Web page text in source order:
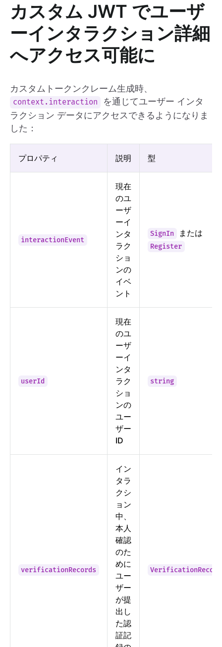
カスタム JWT でユーザ
ーインタラクション詳細
へアクセス可能に
カスタムトークンクレーム生成時、
context.interaction
を通じてユーザー インタ
ラクション データにアクセスできるようになりま
した：
プロパティ 説明 型
interactionEvent
現在
のユ
ーザ
ーイ
ンタ
ラク
ショ
ンの
イベ
ント
SignIn または
Register
userId
現在
のユ
ーザ
ーイ
ンタ
ラク
ショ
ンの
ユー
ザー
ID
string
verificationRecords
イン
タラ
クシ
ョン
中、
本人
確認
のた
めに
ユー
ザー
が提
出し
た認
証記